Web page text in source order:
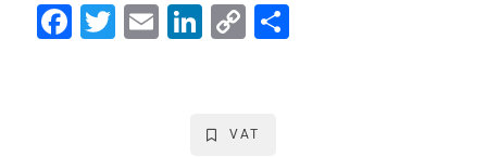
F
T
E
Li
e
C
y
VAT